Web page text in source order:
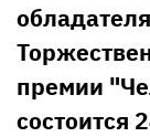
премии
состоится